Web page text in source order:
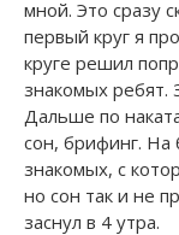
мной. Это сразу
первый круг я
круге решил
знакомых ребят.
Дальше по
сон, брифинг. На
знакомых, с
но сон так и не
заснул в 4 утра.